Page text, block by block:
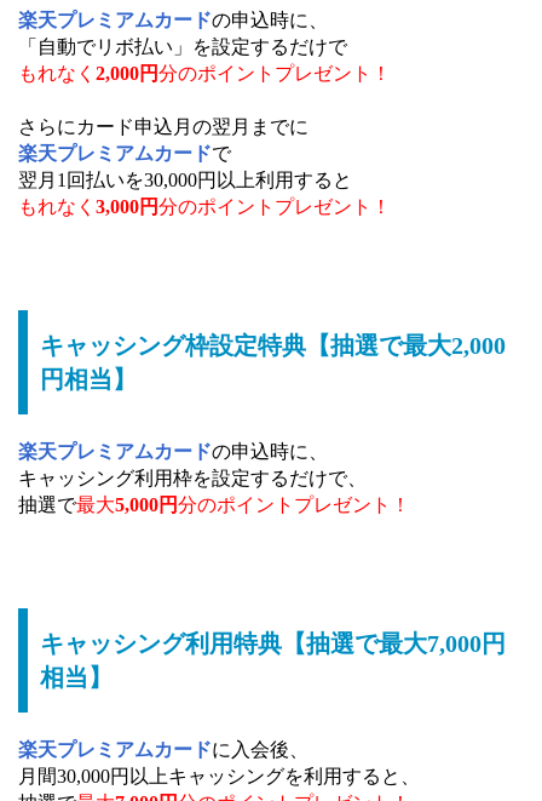
楽天プレミアムカードの申込時に、
「自動でリボ払い」を設定するだけで
もれなく 2,000円分のポイントプレゼント！
さらにカード申込月の翌月までに
楽天プレミアムカードで
翌月1回払いを30,000円以上利用すると
もれなく 3,000円分のポイントプレゼント！
キャッシング枠設定特典【抽選で最大2,000
円相当】
楽天プレミアムカードの申込時に、
キャッシング利用枠を設定するだけで、
抽選で最大5,000円分のポイントプレゼント！
キャッシング利用特典【抽選で最大7,000円
相当】
楽天プレミアムカードに入会後、
月間30,000円以上キャッシングを利用すると、